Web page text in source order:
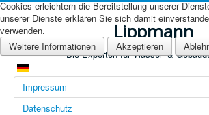
Lippmann
Die Experten für Wasser- &
Impressum
Datenschutz
Cookies erleichtern die Bereitstellung unserer
unserer Dienste erklären Sie sich damit
verwenden.
Weitere Informationen
Akzeptieren